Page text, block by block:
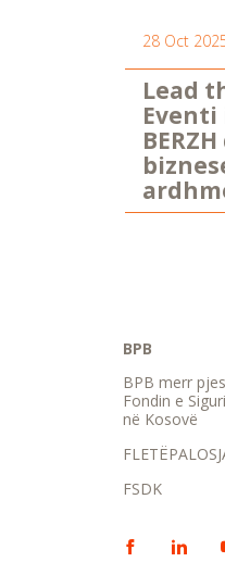
28 Oct
Lead
Eventi
BPB
BPB merr
Fondin e
në Kosovë
FSDK